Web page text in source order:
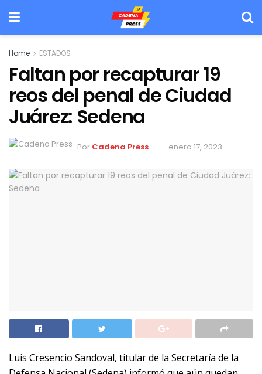
Home ESTADOS
Faltan por recapturar 19
reos del penal de Ciudad
Juárez: Sedena
Por Cadena Press enero 17, 2023
Luis Cresencio Sandoval, titular de la Secretaría de la